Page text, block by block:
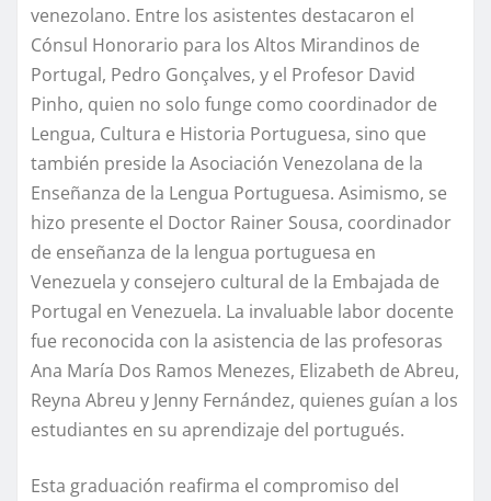
venezolano. Entre los asistentes destacaron el
Cónsul Honorario para los Altos Mirandinos de
Portugal, Pedro Gonçalves, y el Profesor David
Pinho, quien no solo funge como coordinador de
Lengua, Cultura e Historia Portuguesa, sino que
también preside la Asociación Venezolana de la
Enseñanza de la Lengua Portuguesa. Asimismo, se
hizo presente el Doctor Rainer Sousa, coordinador
de enseñanza de la lengua portuguesa en
Venezuela y consejero cultural de la Embajada de
Portugal en Venezuela. La invaluable labor docente
fue reconocida con la asistencia de las profesoras
Ana María Dos Ramos Menezes, Elizabeth de Abreu,
Reyna Abreu y Jenny Fernández, quienes guían a los
estudiantes en su aprendizaje del portugués.
Esta graduación reafirma el compromiso del